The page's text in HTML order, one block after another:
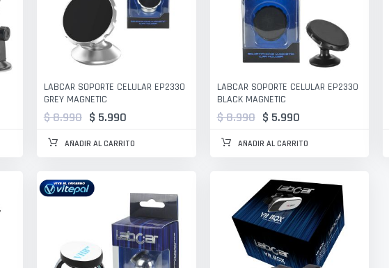
LABCAR SOPORTE CELULAR EP2330
GREY MAGNETIC
$ 5.990
$ 8.990
AÑADIR AL CARRITO
LABCAR SOPORTE CELULAR EP2330
BLACK MAGNETIC
$ 5.990
$ 8.990
AÑADIR AL CARRITO